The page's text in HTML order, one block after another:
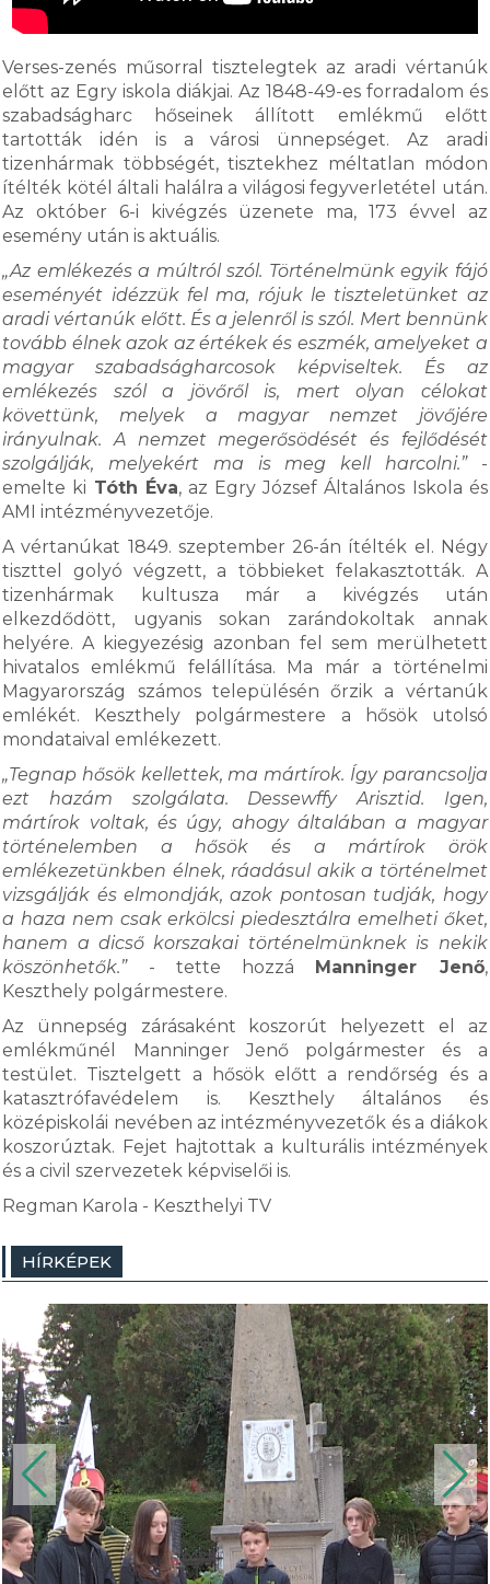
Verses-zenés műsorral tisztelegtek az aradi vértanúk
előtt az Egry iskola diákjai. Az 1848-49-es forradalom és
szabadságharc hőseinek állított emlékmű előtt
tartották idén is a városi ünnepséget. Az aradi
tizenhármak többségét, tisztekhez méltatlan módon
ítélték kötél általi halálra a világosi fegyverletétel után.
Az október 6-i kivégzés üzenete ma, 173 évvel az
esemény után is aktuális.
„Az emlékezés a múltról szól. Történelmünk egyik fájó
eseményét idézzük fel ma, rójuk le tiszteletünket az
aradi vértanúk előtt. És a jelenről is szól. Mert bennünk
tovább élnek azok az értékek és eszmék, amelyeket a
magyar szabadságharcosok képviseltek. És az
emlékezés szól a jövőről is, mert olyan célokat
követtünk, melyek a magyar nemzet jövőjére
irányulnak. A nemzet megerősödését és fejlődését
szolgálják, melyekért ma is meg kell harcolni.”-
emelte ki Tóth Éva, az Egry József Általános Iskola és
AMI intézményvezetője.
A vértanúkat 1849. szeptember 26-án ítélték el. Négy
tiszttel golyó végzett, a többieket felakasztották. A
tizenhármak kultusza már a kivégzés után
elkezdődött, ugyanis sokan zarándokoltak annak
helyére. A kiegyezésig azonban fel sem merülhetett
hivatalos emlékmű felállítása. Ma már a történelmi
Magyarország számos településén őrzik a vértanúk
emlékét. Keszthely polgármestere a hősök utolsó
mondataival emlékezett.
„Tegnap hősök kellettek, ma mártírok. Így parancsolja
ezt hazám szolgálata. Dessewffy Arisztid. Igen,
mártírok voltak, és úgy, ahogy általában a magyar
történelemben a hősök és a mártírok örök
emlékezetünkben élnek, ráadásul akik a történelmet
vizsgálják és elmondják, azok pontosan tudják, hogy
a haza nem csak erkölcsi piedesztálra emelheti őket,
hanem a dicső korszakai történelmünknek is nekik
köszönhetők.”- tette hozzá Manninger Jenő,
Keszthely polgármestere.
Az ünnepség zárásaként koszorút helyezett el az
emlékműnél Manninger Jenő polgármester és a
testület. Tisztelgett a hősök előtt a rendőrség és a
katasztrófavédelem is. Keszthely általános és
középiskolái nevében az intézményvezetők és a diákok
koszorúztak. Fejet hajtottak a kulturális intézmények
és a civil szervezetek képviselői is.
Regman Karola - Keszthelyi TV
HÍRKÉPEK